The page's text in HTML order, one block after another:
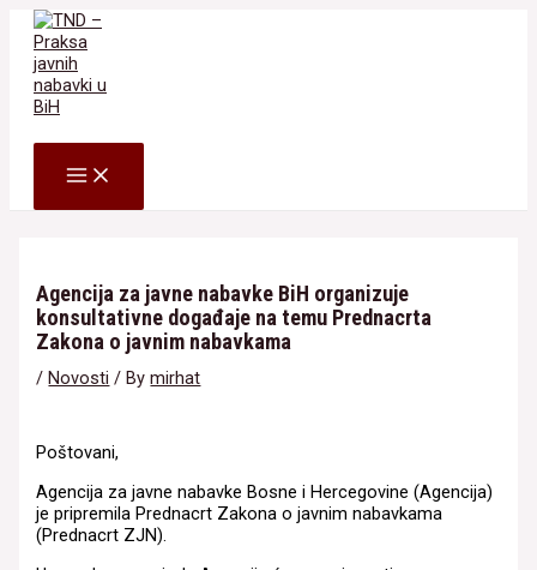
Skip
content
MAIN
MENU
Agencija za javne nabavke BiH organizuje
konsultativne događaje na temu Prednacrta
Zakona o javnim nabavkama
/Novosti / Bymirhat
Poštovani,
Agencija za javne nabavke Bosne i Hercegovine (Agencija)
je pripremila Prednacrt Zakona o javnim nabavkama
(Prednacrt ZJN).